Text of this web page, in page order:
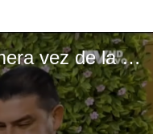
CORREO | Paco bazán habla por primera vez de la razón del fin de su matrimonio